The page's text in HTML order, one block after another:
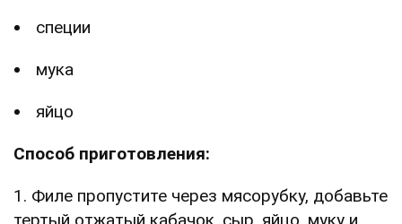
специи
мука
яйцо
Способ приготовления:
1. Филе пропустите через мясорубку, добавьте